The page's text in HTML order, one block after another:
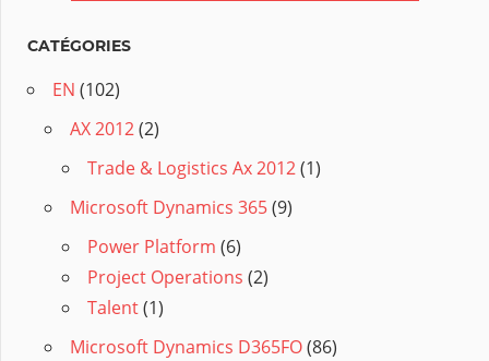
CATÉGORIES
EN (102)
AX 2012(2)
Trade & Logistics Ax 2012(1)
Microsoft Dynamics 365(9)
Power Platform (6)
Project Operations (2)
Talent(1)
Microsoft Dynamics D365FO(86)